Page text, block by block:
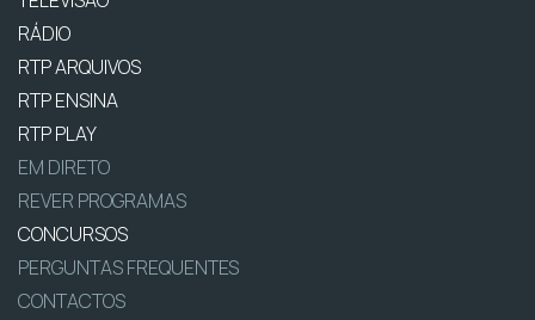
RÁDIO
RTP ARQUIVOS
RTP ENSINA
RTP PLAY
EM DIRETO
REVER PROGRAMAS
CONCURSOS
PERGUNTAS FREQUENTES
CONTACTOS